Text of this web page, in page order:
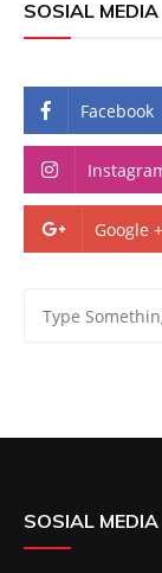
SOSIAL MEDIA
Facebook
Google +
SOSIAL MEDIA